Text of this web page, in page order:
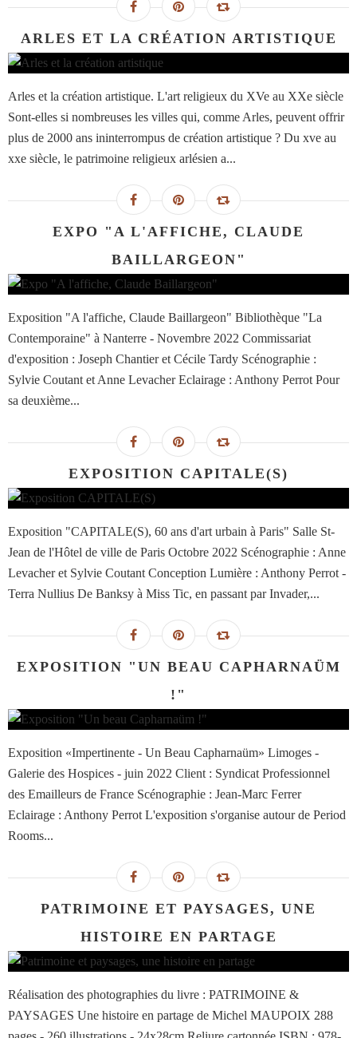
ARLES ET LA CRÉATION ARTISTIQUE
Arles et la création artistique. L'art religieux du XVe au XXe siècle
Sont-elles si nombreuses les villes qui, comme Arles, peuvent offrir
plus de 2000 ans ininterrompus de création artistique ? Du xve au
xxe siècle, le patrimoine religieux arlésien a...
EXPO "A L'AFFICHE, CLAUDE
BAILLARGEON"
Exposition "A l'affiche, Claude Baillargeon" Bibliothèque "La
Contemporaine" à Nanterre - Novembre 2022 Commissariat
d'exposition : Joseph Chantier et Cécile Tardy Scénographie :
Sylvie Coutant et Anne Levacher Eclairage : Anthony Perrot Pour
sa deuxième...
EXPOSITION CAPITALE(S)
Exposition "CAPITALE(S), 60 ans d'art urbain à Paris" Salle St-
Jean de l'Hôtel de ville de Paris Octobre 2022 Scénographie : Anne
Levacher et Sylvie Coutant Conception Lumière : Anthony Perrot -
Terra Nullius De Banksy à Miss Tic, en passant par Invader,...
EXPOSITION "UN BEAU CAPHARNAÜM
!"
Exposition «Impertinente - Un Beau Capharnaüm» Limoges -
Galerie des Hospices - juin 2022 Client : Syndicat Professionnel
des Emailleurs de France Scénographie : Jean-Marc Ferrer
Eclairage : Anthony Perrot L'exposition s'organise autour de Period
Rooms...
PATRIMOINE ET PAYSAGES, UNE
HISTOIRE EN PARTAGE
Réalisation des photographies du livre : PATRIMOINE &
PAYSAGES Une histoire en partage de Michel MAUPOIX 288